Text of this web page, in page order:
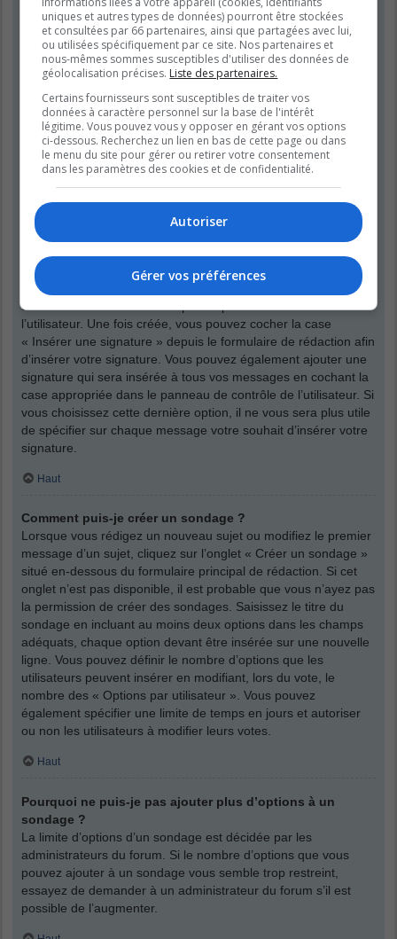
que vos propres messages. Vous pouvez modifier un de vos
messages en cliquant le bouton adéquat, parfois dans une
limite de temps après que le message initial ait été publié. Si
quelqu’un a déjà répondu à votre message, un petit texte situé
en dessous du message affichera le nombre de fois que vous
l’avez modifié, contenant la date et l’heure de la modification.
Ce petit texte n’apparaîtra pas s’il s’agit d’une modification
effectuée par un modérateur ou un administrateur, bien qu’ils
puissent rédiger une raison discrète concernant leur
modification. Veuillez noter que les utilisateurs normaux ne
été publiée.
Comment puis-je insérer une signature à mon message ?
Pour insérer une signature à un de vos messages, vous devez
tout d’abord en créer une depuis le panneau de contrôle de
l’utilisateur. Une fois créée, vous pouvez cocher la case
« Insérer une signature » depuis le formulaire de rédaction afin
d’insérer votre signature. Vous pouvez également ajouter une
signature qui sera insérée à tous vos messages en cochant la
case appropriée dans le panneau de contrôle de l’utilisateur. Si
vous choisissez cette dernière option, il ne vous sera plus utile
de spécifier sur chaque message votre souhait d’insérer votre
signature.
Haut
Comment puis-je créer un sondage ?
Lorsque vous rédigez un nouveau sujet ou modifiez le premier
message d’un sujet, cliquez sur l’onglet « Créer un sondage »
situé en-dessous du formulaire principal de rédaction. Si cet
onglet n’est pas disponible, il est probable que vous n’ayez pas
la permission de créer des sondages. Saisissez le titre du
sondage en incluant au moins deux options dans les champs
adéquats, chaque option devant être insérée sur une nouvelle
ligne. Vous pouvez définir le nombre d’options que les
utilisateurs peuvent insérer en modifiant, lors du vote, le
nombre des « Options par utilisateur ». Vous pouvez
également spécifier une limite de temps en jours et autoriser
ou non les utilisateurs à modifier leurs votes.
Haut
Pourquoi ne puis-je pas ajouter plus d’options à un
sondage ?
La limite d’options d’un sondage est décidée par les
administrateurs du forum. Si le nombre d’options que vous
pouvez ajouter à un sondage vous semble trop restreint,
essayez de demander à un administrateur du forum s’il est
possible de l’augmenter.
uniques et autres types de données) pourront être stockées
et consultées par 66 partenaires, ainsi que partagées avec lui,
ou utilisées spécifiquement par ce site. Nos partenaires et
nous-mêmes sommes susceptibles d'utiliser des données de
géolocalisation précises. Liste des partenaires.
Certains fournisseurs sont susceptibles de traiter vos
données à caractère personnel sur la base de l'intérêt
légitime. Vous pouvez vous y opposer en gérant vos options
ci-dessous. Recherchez un lien en bas de cette page ou dans
le menu du site pour gérer ou retirer votre consentement
dans les paramètres des cookies et de confidentialité.
Autoriser
Gérer vos préférences